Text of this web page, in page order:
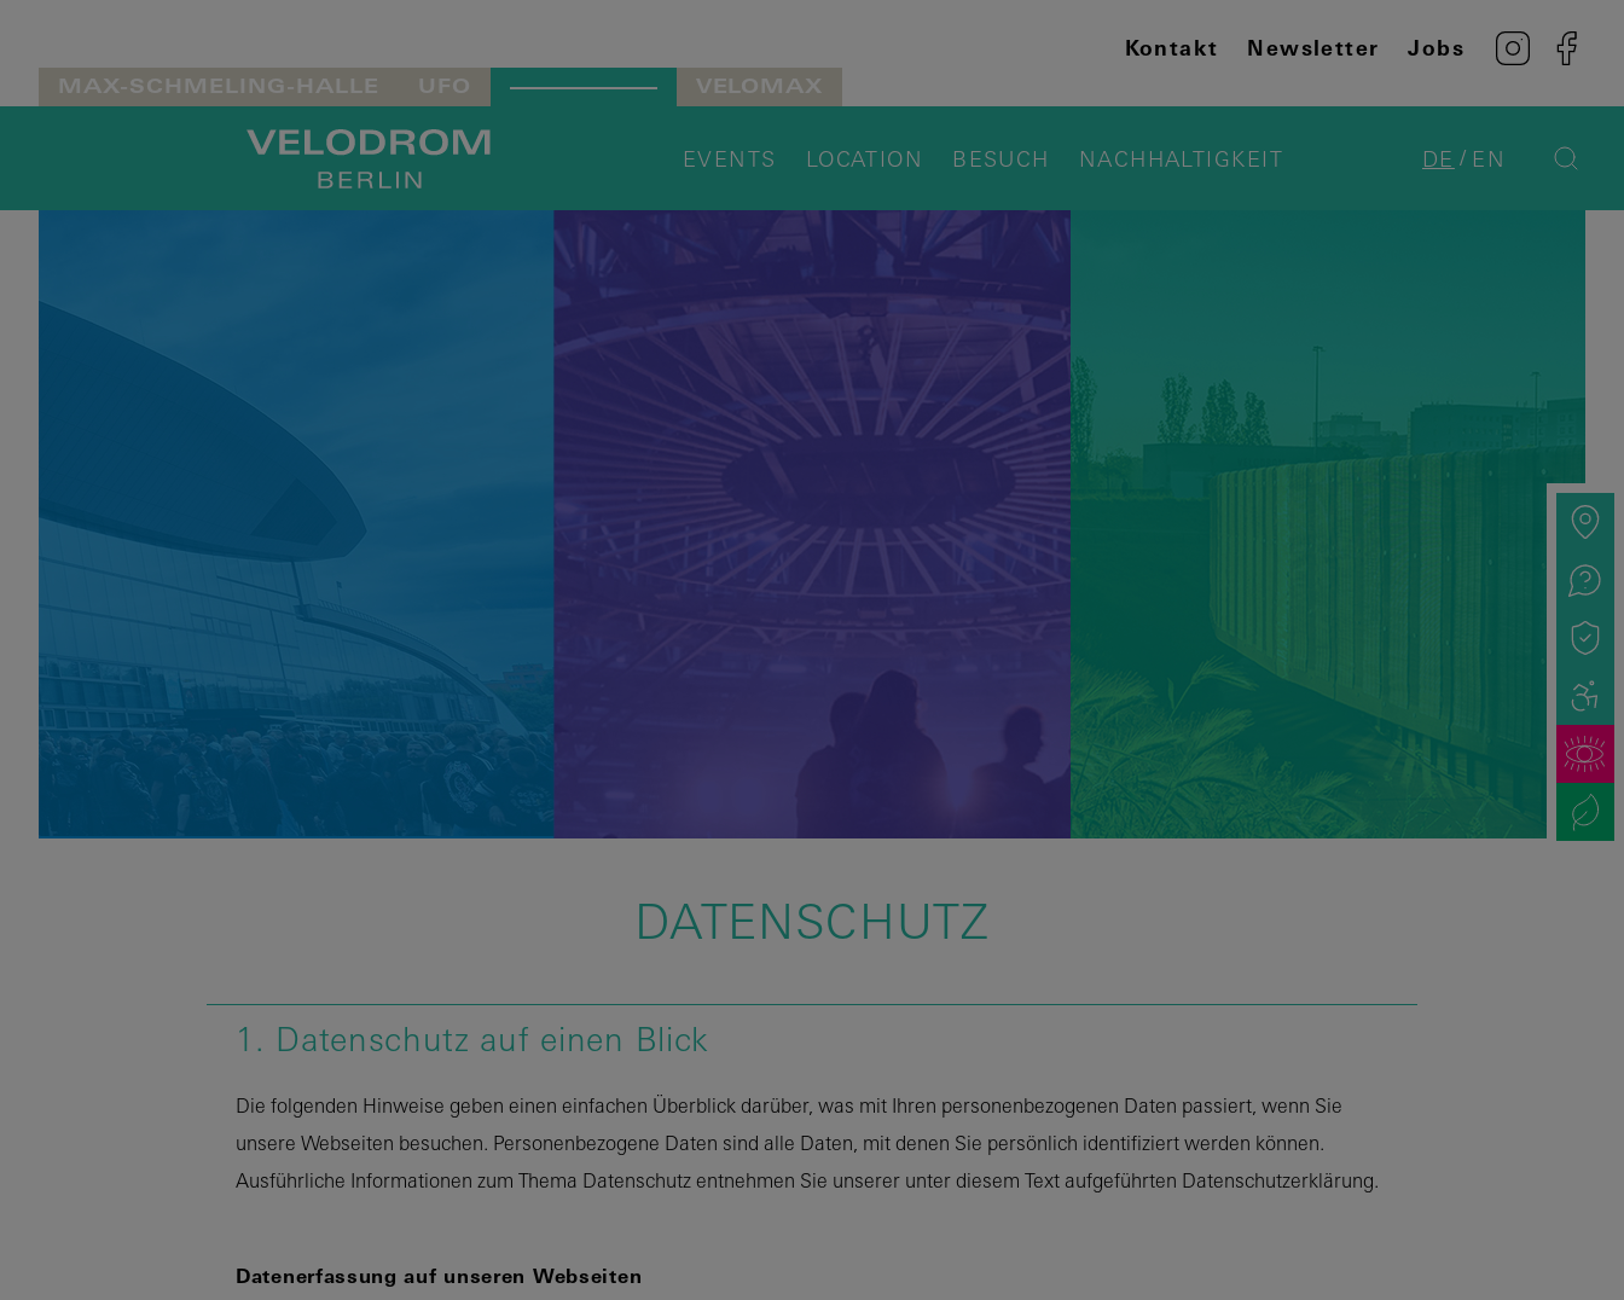
Kontakt Newsletter Jobs
MAX-SCHMELING-HALLE UFO VELOMAX
EVENTS LOCATION BESUCH NACHHALTIGKEIT DE EN
DATENSCHUTZ
1. Datenschutz auf einen Blick
Die folgenden Hinweise geben einen einfachen Überblick darüber, was mit Ihren personenbezogenen Daten passiert, wenn Sie
unsere Webseiten besuchen. Personenbezogene Daten sind alle Daten, mit denen Sie persönlich identifiziert werden können.
Ausführliche Informationen zum Thema Datenschutz entnehmen Sie unserer unter diesem Text aufgeführten Datenschutzerklärung.
Datenerfassung auf unseren Webseiten